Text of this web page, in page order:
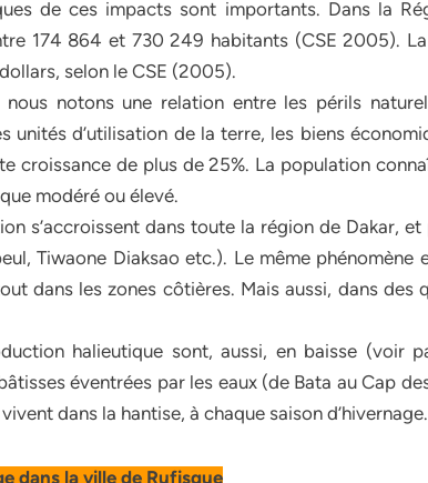
de ces impacts sont importants. Dans la
174 864 et 730 249 habitants (CSE 2005).
selon le CSE (2005).
nous notons une relation entre les périls
unités d’utilisation de la terre, les biens
croissance de plus de 25%. La population
modéré ou élevé.
s’accroissent dans toute la région de Dakar,
Tiwaone Diaksao etc.). Le même
dans les zones côtières. Mais aussi, dans des
halieutique sont, aussi, en baisse (voir
éventrées par les eaux (de Bata au Cap
dans la hantise, à chaque saison d’hivernage.
dans la ville de Rufisque